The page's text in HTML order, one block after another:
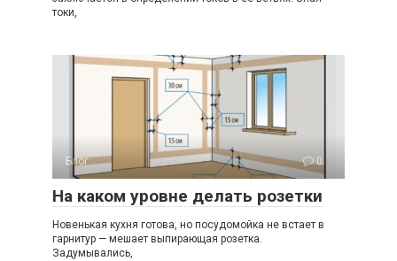
токи,
Блог 0
На каком уровне делать розетки
Новенькая кухня готова, но посудомойка не встает в
гарнитур — мешает выпирающая розетка.
Задумывались,